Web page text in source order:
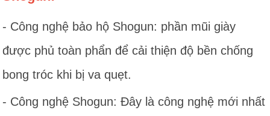
- Công nghệ bảo hộ Shogun: phần mũi giày
được phủ toàn phẩn để cải thiện độ bền chống
bong tróc khi bị va quẹt.
- Công nghệ Shogun: Đây là công nghệ mới nhất